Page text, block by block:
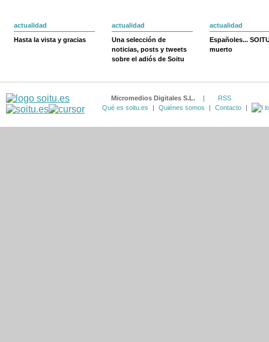
actualidad
Hasta la vista y gracias
actualidad
Una selección de
noticias, posts y tweets
sobre el adiós de Soitu
actualidad
Españoles...
muerto
Micromedios Digitales S.L. |
RSS
Qué es soitu.es
| Quiénes somos | Contacto |